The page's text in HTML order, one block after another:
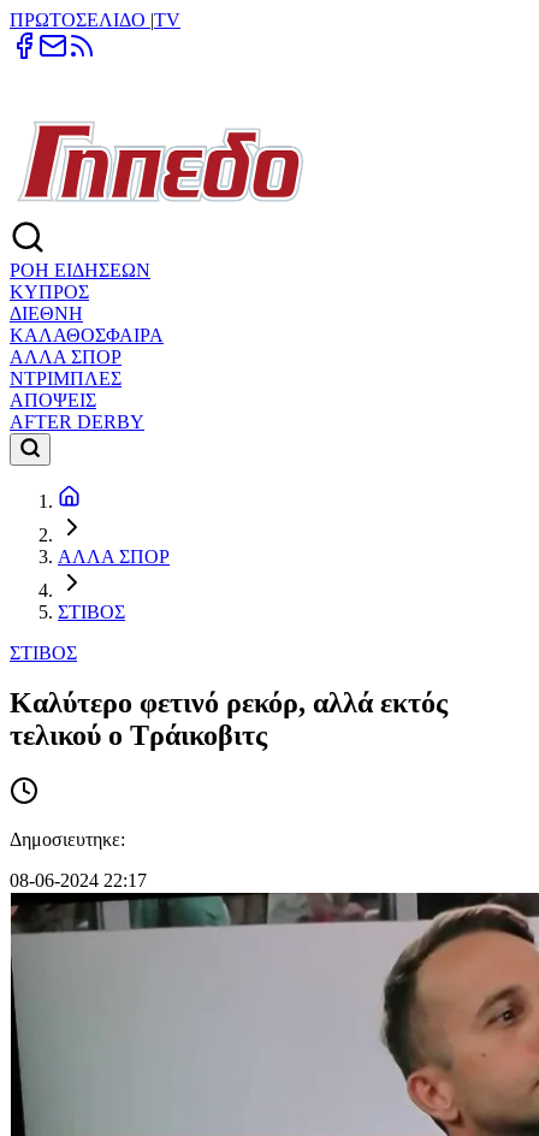
ΠΡΩΤΟΣΕΛΙΔΟ |TV
ΡΟΗ ΕΙΔΗΣΕΩΝ
ΚΥΠΡΟΣ
ΔΙΕΘΝΗ
ΚΑΛΑΘΟΣΦΑΙΡΑ
ΑΛΛΑ ΣΠΟΡ
ΝΤΡΙΜΠΛΕΣ
ΑΠΟΨΕΙΣ
AFTER DERBY
ΑΛΛΑ ΣΠΟΡ
ΣΤΙΒΟΣ
ΣΤΙΒΟΣ
Καλύτερο φετινό ρεκόρ, αλλά εκτός
τελικού ο Τράικοβιτς
Δημοσιευτηκε:
08-06-2024 22:17